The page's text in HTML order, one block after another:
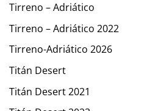
Tirreno – Adriático
Tirreno – Adriático 2022
Tirreno-Adriático 2026
Titán Desert
Titán Desert 2021